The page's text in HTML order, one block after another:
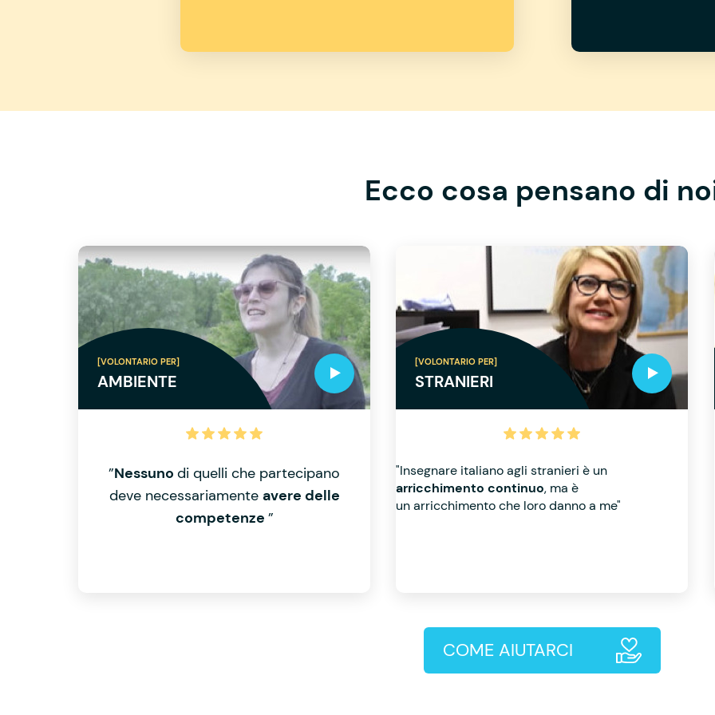
Ecco cosa pensano di
[VOLONTARIO PER]
AMBIENTE
”Nessunodi quelli che partecipano
deve necessariamente avere delle
competenze ”
[VOLONTARIO PER]
STRANIERI
"Insegnare italiano agli stranieri è un
arricchimento continuo, ma è
un arricchimento che loro danno a me"
COME AIUTARCI